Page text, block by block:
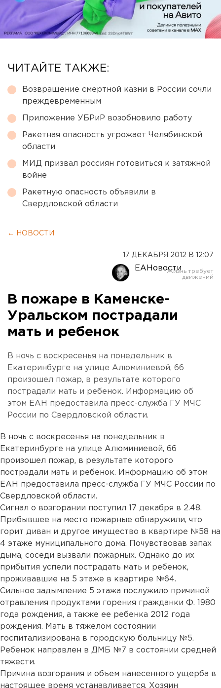
ЧИТАЙТЕ ТАКЖЕ:
Возвращение смертной казни в России сочли
преждевременным
Приложение УБРиР возобновило работу
Ракетная опасность угрожает Челябинской
области
МИД призвал россиян готовиться к затяжной
войне
Ракетную опасность объявили в
Свердловской области
← НОВОСТИ
17 ДЕКАБРЯ 2012 В 12:07
ЕАНовости
В пожаре в Каменске-
Уральском пострадали
мать и ребенок
В ночь с воскресенья на понедельник в
Екатеринбурге на улице Алюминиевой, 66
произошел пожар, в результате которого
пострадали мать и ребенок. Информацию об
этом ЕАН предоставила пресс-служба ГУ МЧС
России по Свердловской области.
В ночь с воскресенья на понедельник в
Екатеринбурге на улице Алюминиевой, 66
произошел пожар, в результате которого
пострадали мать и ребенок. Информацию об этом
ЕАН предоставила пресс-служба ГУ МЧС России по
Свердловской области.
Сигнал о возгорании поступил 17 декабря в 2.48.
Прибывшее на место пожарные обнаружили, что
горит диван и другое имущество в квартире №58 на
4 этаже муниципального дома. Почувствовав запах
дыма, соседи вызвали пожарных. Однако до их
прибытия успели пострадать мать и ребенок,
проживавшие на 5 этаже в квартире №64.
Сильное задымление 5 этажа послужило причиной
отравления продуктами горения гражданки Ф. 1980
года рождения, а также ее ребенка 2012 года
рождения. Мать в тяжелом состоянии
госпитализирована в городскую больницу №5.
Ребенок направлен в ДМБ №7 в состоянии средней
тяжести.
Причина возгорания и объем нанесенного ущерба в
настоящее время устанавливается. Хозяин